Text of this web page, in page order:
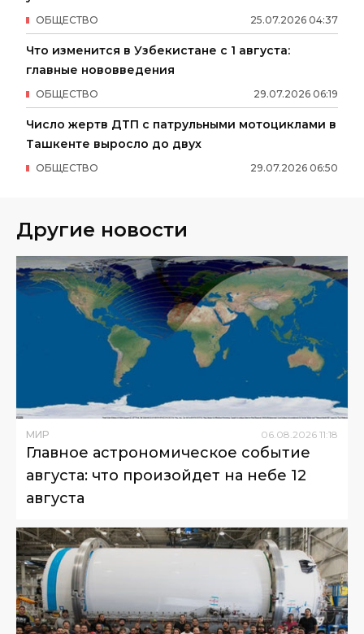
25.07.2026 04:37
ОБЩЕСТВО
Что изменится в Узбекистане с 1 августа:
главные нововведения
29.07.2026 06:19
ОБЩЕСТВО
Число жертв ДТП с патрульными мотоциклами в
Ташкенте выросло до двух
29.07.2026 06:50
ОБЩЕСТВО
Другие новости
МИР 06.08.2026 11:18
Главное астрономическое событие
августа: что произойдет на небе 12
августа